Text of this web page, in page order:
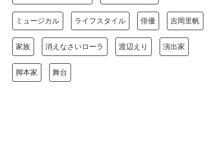
ミュージカル ライフスタイル 俳優 吉岡里帆
家族 消えなさいローラ 渡辺えり 演出家
脚本家 舞台